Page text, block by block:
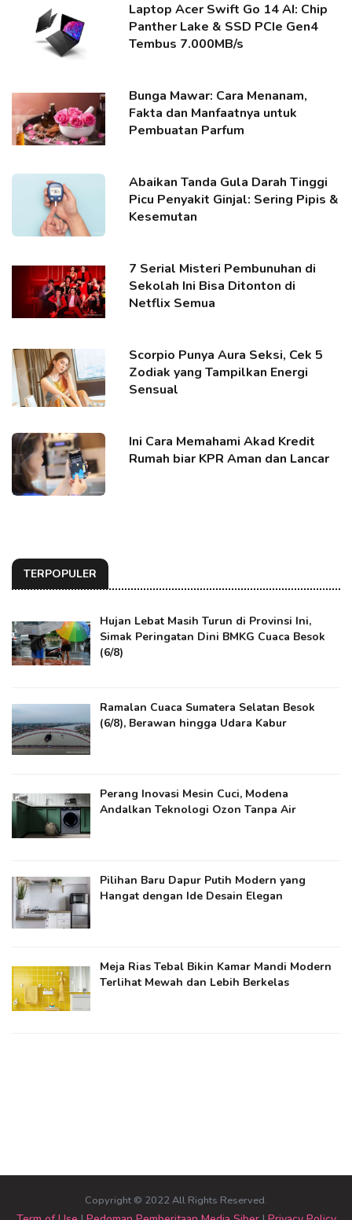
Laptop Acer Swift Go 14 AI: Chip
Panther Lake & SSD PCIe Gen4
Tembus 7.000MB/s
Bunga Mawar: Cara Menanam,
Fakta dan Manfaatnya untuk
Pembuatan Parfum
Abaikan Tanda Gula Darah Tinggi
Picu Penyakit Ginjal: Sering Pipis &
Kesemutan
7 Serial Misteri Pembunuhan di
Sekolah Ini Bisa Ditonton di
Netflix Semua
Scorpio Punya Aura Seksi, Cek 5
Zodiak yang Tampilkan Energi
Sensual
Ini Cara Memahami Akad Kredit
Rumah biar KPR Aman dan Lancar
TERPOPULER
Hujan Lebat Masih Turun di Provinsi Ini,
Simak Peringatan Dini BMKG Cuaca Besok
(6/8)
Ramalan Cuaca Sumatera Selatan Besok
(6/8), Berawan hingga Udara Kabur
Perang Inovasi Mesin Cuci, Modena
Andalkan Teknologi Ozon Tanpa Air
Pilihan Baru Dapur Putih Modern yang
Hangat dengan Ide Desain Elegan
Meja Rias Tebal Bikin Kamar Mandi Modern
Terlihat Mewah dan Lebih Berkelas
Copyright © 2022 All Rights Reserved.